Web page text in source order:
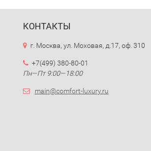
КОНТАКТЫ
г. Москва, ул. Моховая, д.17, оф. 310
+7(499) 380-80-01
Пн—Пт 9:00—18:00
main@comfort-luxury.ru